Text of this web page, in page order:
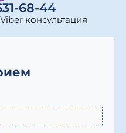
68-44
консультация